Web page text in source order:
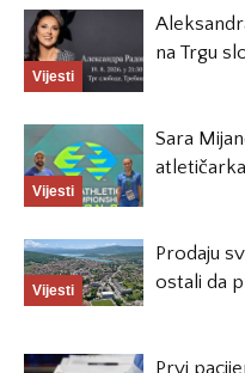
Vijesti
na Trgu
Vijesti
Sara
Vijesti
Prodaju
ostali da
Prvi